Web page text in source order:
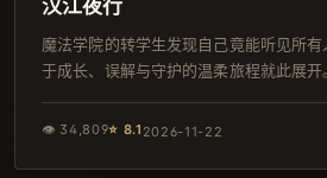
魔法学院的转学生发现自己竟能听见所
于成长、误解与守护的温柔旅程就此展开
👁 34,809⭐ 8.1 2026-11-22